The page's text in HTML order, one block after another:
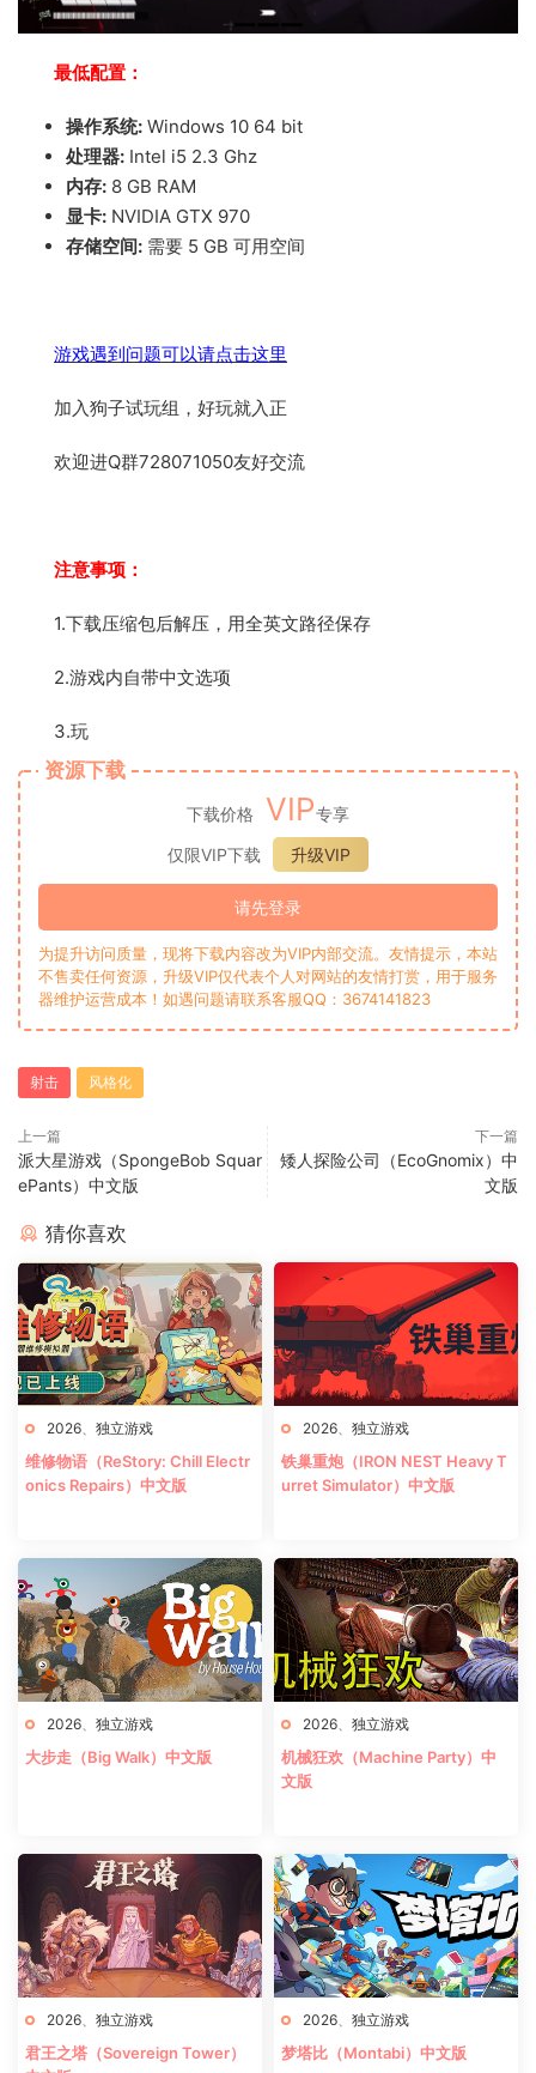
最低配置：
操作系统: Windows 10 64 bit
处理器: Intel i5 2.3 Ghz
内存: 8 GB RAM
显卡: NVIDIA GTX 970
存储空间: 需要 5 GB 可用空间
游戏遇到问题可以请点击这里
加入狗子试玩组，好玩就入正
欢迎进Q群728071050友好交流
注意事项：
1.下载压缩包后解压，用全英文路径保存
2.游戏内自带中文选项
3.玩
资源下载
下载价格 VIP专享
仅限VIP下载
升级VIP
请先登录
为提升访问质量，现将下载内容改为VIP内部交流。友情提示，本站
不售卖任何资源，升级VIP仅代表个人对网站的友情打赏，用于服务
器维护运营成本！如遇问题请联系客服QQ：3674141823
射击 风格化
上一篇
派大星游戏（SpongeBob Squar
ePants）中文版
下一篇
矮人探险公司（EcoGnomix）中
文版
猜你喜欢
2026 独立游戏
维修物语（ReStory: Chill Electr
onics Repairs）中文版
2026 独立游戏
铁巢重炮（IRON NEST Heavy T
urret Simulator）中文版
2026 独立游戏
大步走（Big Walk）中文版
2026 独立游戏
机械狂欢（Machine Party）中
文版
2026 独立游戏
君王之塔（Sovereign Tower）
2026 独立游戏
梦塔比（Montabi）中文版